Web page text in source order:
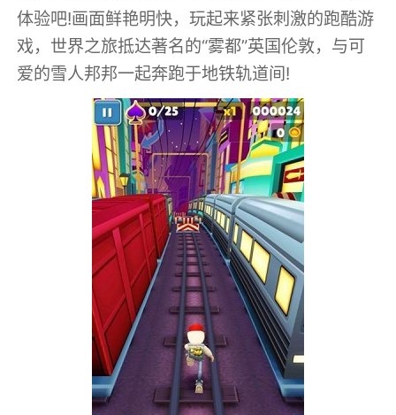
体验吧!画面鲜艳明快，玩起来紧张刺激的跑酷游
戏，世界之旅抵达著名的“雾都”英国伦敦，与可
爱的雪人邦邦一起奔跑于地铁轨道间!